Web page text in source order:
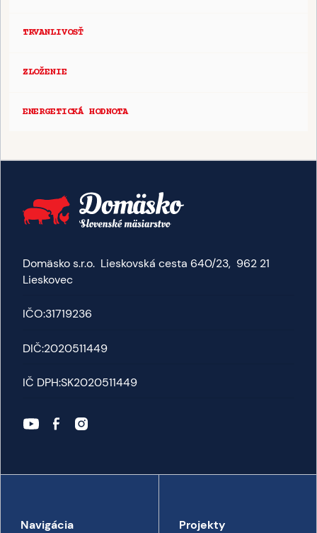
TRVANLIVOSŤ
ZLOŽENIE
ENERGETICKÁ HODNOTA
Domäsko s.r.o. Lieskovská cesta 640/23, 962 21
Lieskovec
IČO:31719236
DIČ:2020511449
IČ DPH:SK2020511449
Navigácia
Projekty